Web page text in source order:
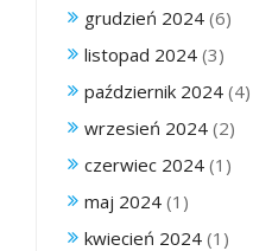
grudzień 2024 (6)
listopad 2024 (3)
październik 2024 (4)
wrzesień 2024 (2)
czerwiec 2024 (1)
maj 2024 (1)
kwiecień 2024 (1)